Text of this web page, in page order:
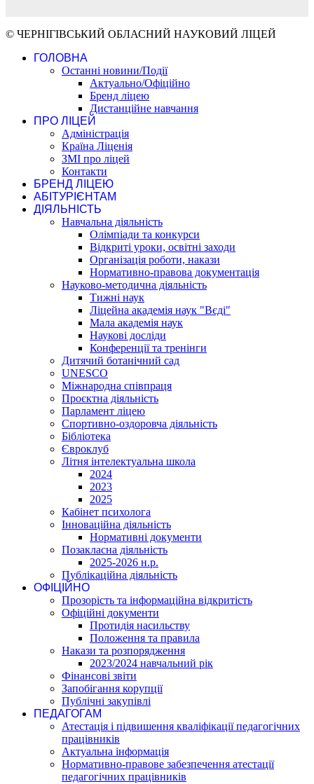
© ЧЕРНІГІВСЬКИЙ ОБЛАСНИЙ НАУКОВИЙ ЛІЦЕЙ
ГОЛОВНА
Останні новини/Події
Актуально/Офіційно
Бренд ліцею
Дистанційне навчання
ПРО ЛІЦЕЙ
Адміністрація
Країна Ліценія
ЗМІ про ліцей
Контакти
БРЕНД ЛІЦЕЮ
АБІТУРІЄНТАМ
ДІЯЛЬНІСТЬ
Навчальна діяльність
Олімпіади та конкурси
Відкриті уроки, освітні заходи
Організація роботи, накази
Нормативно-правова документація
Науково-методична діяльність
Тижні наук
Ліцейна академія наук "Вєді"
Мала академія наук
Наукові досліди
Конференції та тренінги
Дитячий ботанічний сад
UNESCO
Міжнародна співпраця
Проєктна діяльність
Парламент ліцею
Спортивно-оздоровча діяльність
Бібліотека
Євроклуб
Літня інтелектуальна школа
2024
2023
2025
Кабінет психолога
Інноваційна діяльність
Нормативні документи
Позакласна діяльність
2025-2026 н.р.
Публікаційна діяльність
ОФІЦІЙНО
Прозорість та інформаційна відкритість
Офіційні документи
Протидія насильству
Положення та правила
Накази та розпорядження
2023/2024 навчальний рік
Фінансові звіти
Запобігання корупції
Публічні закупівлі
ПЕДАГОГАМ
Атестація і підвишення кваліфікації педагогічних
працівників
Актуальна інформація
Нормативно-правове забезпечення атестації
педагогічних працівників